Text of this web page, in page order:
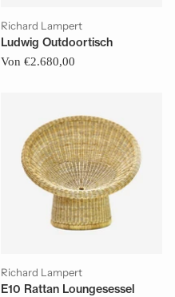
Richard Lampert
Ludwig Outdoortisch
Von €2.680,00
Richard Lampert
E10 Rattan Loungesessel